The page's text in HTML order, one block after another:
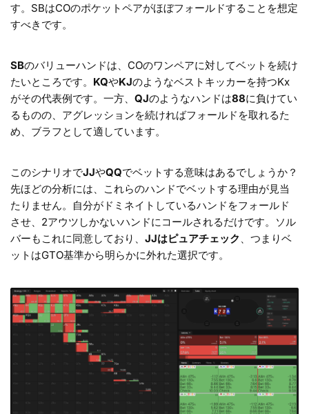
す。SBはCOのポケットペアがほぼフォールドすることを想定
すべきです。
SBのバリューハンドは、COのワンペアに対してベットを続け
たいところです。 KQやKJのようなベストキッカーを持つKx
がその代表例です。一方、 QJのようなハンドは88に負けてい
るものの、アグレッションを続ければフォールドを取れるた
め、ブラフとして適しています。
このシナリオでJJやQQでベットする意味はあるでしょうか？
先ほどの分析には、これらのハンドでベットする理由が見当
たりません。自分がドミネイトしているハンドをフォールド
させ、2アウツしかないハンドにコールされるだけです。ソル
バーもこれに同意しており、 JJはピュアチェック 、つまりベ
ットはGTO基準から明らかに外れた選択です。